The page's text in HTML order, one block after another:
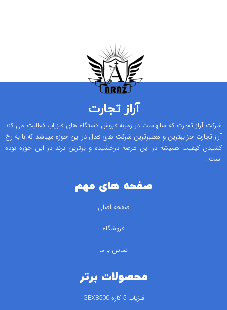
آراز تجارت
شرکت آراز تجارت که سالهاست در زمینه فروش دستگاه های فلزیاب فعالیت می کند
آراز تجارت جز بهترین و معتبرترین شرکت های فعال در این حوزه میباشد که با به رخ
کشیدن کیفیت همیشه در این عرصه درخشیده و برترین برند در این حوزه بوده
است .
صفحه های مهم
صفحه اصلی
فروشگاه
تماس با ما
محصولات برتر
فلزیاب 5 کاره GEX8500